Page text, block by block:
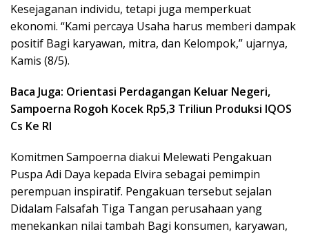
Kesejaganan individu, tetapi juga memperkuat
ekonomi. “Kami percaya Usaha harus memberi dampak
positif Bagi karyawan, mitra, dan Kelompok,” ujarnya,
Kamis (8/5).
Baca Juga: Orientasi Perdagangan Keluar Negeri,
Sampoerna Rogoh Kocek Rp5,3 Triliun Produksi IQOS
Cs Ke RI
Komitmen Sampoerna diakui Melewati Pengakuan
Puspa Adi Daya kepada Elvira sebagai pemimpin
perempuan inspiratif. Pengakuan tersebut sejalan
Didalam Falsafah Tiga Tangan perusahaan yang
menekankan nilai tambah Bagi konsumen, karyawan,